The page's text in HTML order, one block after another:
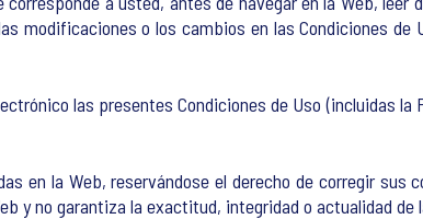
modificaciones o los cambios en las Condiciones de
las presentes Condiciones de Uso (incluidas la
en la Web, reservándose el derecho de corregir sus
y no garantiza la exactitud, integridad o actualidad de